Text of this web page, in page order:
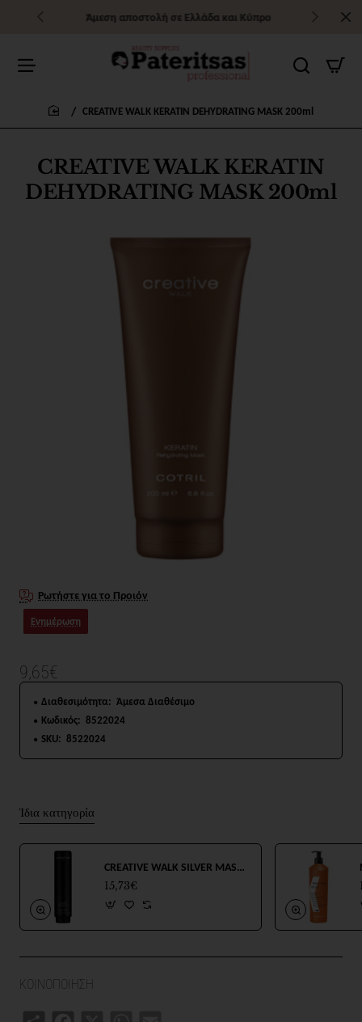
Άμεση αποστολή σε Ελλάδα και Κύπρο
CREATIVE WALK KERATIN
DEHYDRATING MASK 200ml
CREATIVE WALK KERATIN DEHYDRATING MASK 200ml
Ρωτήστε για το Προιόν
Ενημέρωση
9,65€
Διαθεσιμότητα: Άμεσα Διαθέσιμο
Κωδικός: 8522024
SKU: 8522024
Ίδια κατηγορία
CREATIVE WALK SILVER MASK 200ml
15,73€
ΚΟΙΝΟΠΟΙΗΣΗ